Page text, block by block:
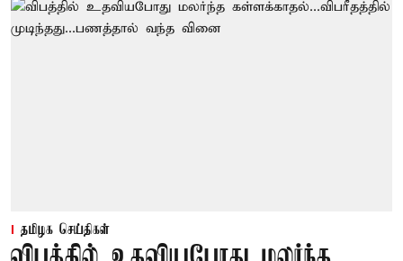
தமிழக செய்திகள்